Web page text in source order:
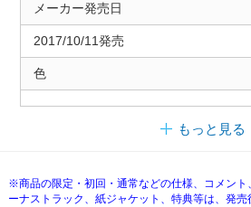
メーカー発売日
2017/10/11発売
色
もっと見る
※商品の限定・初回・通常などの仕様、コメン
ーナストラック、紙ジャケット、特典等は、発